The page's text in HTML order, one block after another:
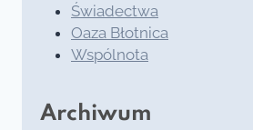
Świadectwa
Oaza Błotnica
Wspólnota
Archiwum